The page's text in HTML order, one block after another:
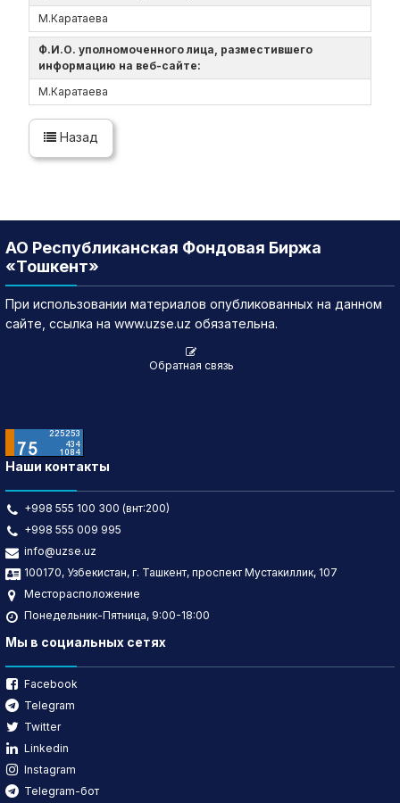
М.Каратаева
Ф.И.О. уполномоченного лица, разместившего
информацию на веб-сайте:
М.Каратаева
Назад
АО Республиканская Фондовая Биржа
«Тошкент»
При использовании материалов опубликованных на данном
сайте, ссылка на www.uzse.uz обязательна.
Обратная связь
Наши контакты
+998 555 100 300 (внт:200)
+998 555 009 995
info@uzse.uz
100170, Узбекистан, г. Ташкент, проспект Мустакиллик, 107
Месторасположение
Понедельник-Пятница, 9:00-18:00
Мы в социальных сетях
Facebook
Telegram
Twitter
Linkedin
Instagram
Telegram-бот